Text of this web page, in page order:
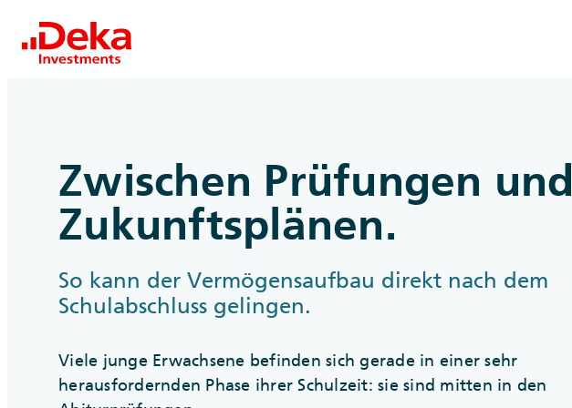
Zwischen Prüfungen und
Zukunftsplänen.
So kann der Vermögensaufbau direkt nach dem
Schulabschluss gelingen.
Viele junge Erwachsene befinden sich gerade in einer sehr
herausfordernden Phase ihrer Schulzeit: sie sind mitten in den